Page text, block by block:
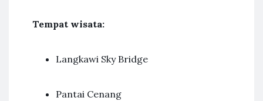
Tempat wisata:
Langkawi Sky Bridge
Pantai Cenang